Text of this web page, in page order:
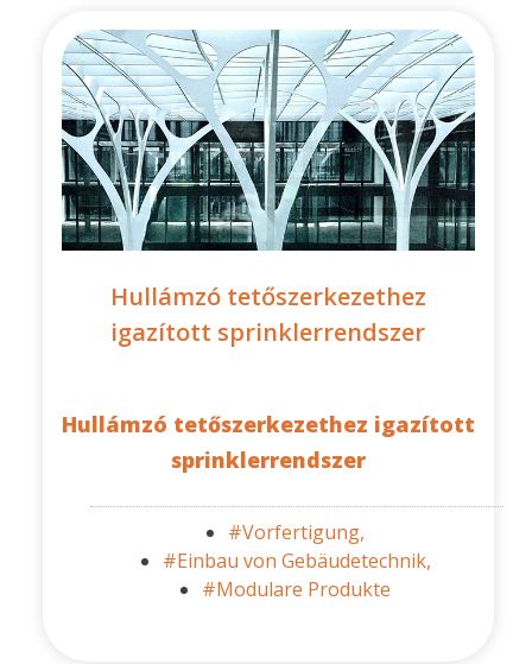
Hullámzó tetőszerkezethez
igazított sprinklerrendszer
Hullámzó tetőszerkezethez igazított
sprinklerrendszer
#Vorfertigung,
#Einbau von Gebäudetechnik,
#Modulare Produkte